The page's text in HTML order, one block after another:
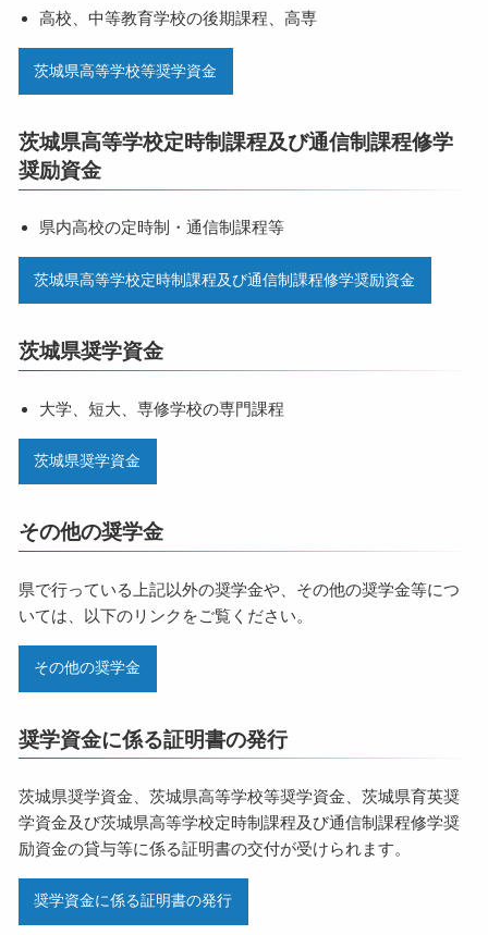
高校、中等教育学校の後期課程、高専
茨城県高等学校等奨学資金
茨城県高等学校定時制課程及び通信制課程修学
奨励資金
県内高校の定時制・通信制課程等
茨城県高等学校定時制課程及び通信制課程修学奨励資金
茨城県奨学資金
大学、短大、専修学校の専門課程
茨城県奨学資金
その他の奨学金
県で行っている上記以外の奨学金や、その他の奨学金等につ
いては、以下のリンクをご覧ください。
その他の奨学金
奨学資金に係る証明書の発行
茨城県奨学資金、茨城県高等学校等奨学資金、茨城県育英奨
学資金及び茨城県高等学校定時制課程及び通信制課程修学奨
励資金の貸与等に係る証明書の交付が受けられます。
奨学資金に係る証明書の発行